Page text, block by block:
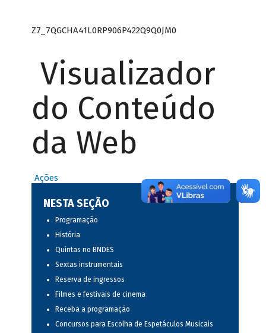
Z7_7QGCHA41L0RP906P422Q9Q0JM0
Visualizador
do Conteúdo
da Web
Ações
NESTA SEÇÃO
Programação
História
Quintas no BNDES
Sextas instrumentais
Reserva de ingressos
Filmes e festivais de cinema
Receba a programação
Concursos para Escolha de Espetáculos Musicais